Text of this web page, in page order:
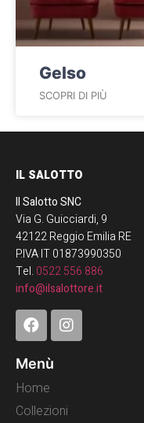
Gelso
SCOPRI DI PIÙ
IL SALOTTO
Il Salotto SNC
Via G. Guicciardi, 9
42122 Reggio Emilia RE
P.IVA IT 01873990350
Tel. 0522 556 886
info@ilsalottore.it
Menù
Home
Collezioni